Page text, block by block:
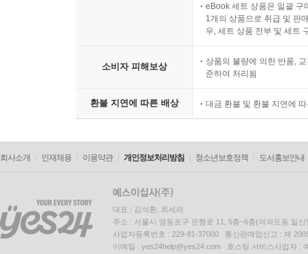
eBook 세트 상품은 일괄 구
1개의 상품으로 취급 및 판
우, 세트 상품 전부 및 세트
소비자 피해보상
상품의 불량에 의한 반품,
준하여 처리됨
환불 지연에 따른 배상 대금 환불 및 환불 지연에
회사소개 인재채용 이용약관 개인정보처리방침 청소년보호정책 도서홍보안내
대표 : 김석환, 최세라
주소 : 서울시 영등포구 은행로 11, 5층~6층(여의도동,일신
사업자등록번호 : 229-81-37000 통신판매업신고 : 제
이메일 : yes24help@yes24.com 호스팅 서비스사업자 :